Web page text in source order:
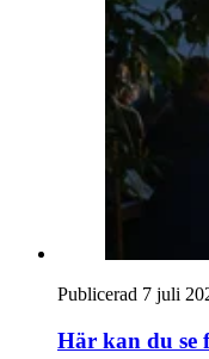
Publicerad 7 juli
Här kan du se